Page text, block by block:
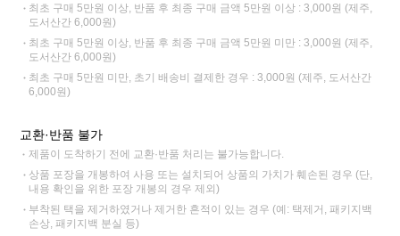
최초 구매 5만원 이상, 반품 후 최종 구매 금액 5만원 이상 : 3,000원 (제주,
도서산간 6,000원)
최초 구매 5만원 이상, 반품 후 최종 구매 금액 5만원 미만 : 3,000원 (제주,
도서산간 6,000원)
최초 구매 5만원 미만, 초기 배송비 결제한 경우 : 3,000원 (제주, 도서산간
6,000원)
교환·반품 불가
제품이 도착하기 전에 교환·반품 처리는 불가능합니다.
상품 포장을 개봉하여 사용 또는 설치되어 상품의 가치가 훼손된 경우 (단,
내용 확인을 위한 포장 개봉의 경우 제외)
부착된 택을 제거하였거나 제거한 흔적이 있는 경우 (예: 택제거, 패키지백
손상, 패키지백 분실 등)